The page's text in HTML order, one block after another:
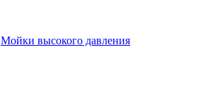
Мойки высокого давления